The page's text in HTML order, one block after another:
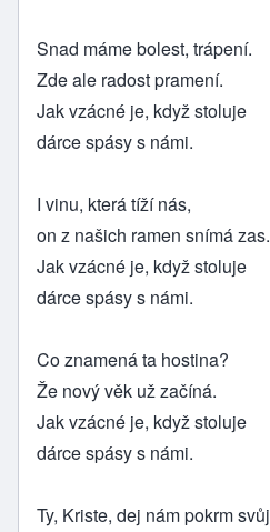
Snad máme bolest, trápení.
Zde ale radost pramení.
Jak vzácné je, když stoluje
dárce spásy s námi.
I vinu, která tíží nás,
on z našich ramen snímá zas.
Jak vzácné je, když stoluje
dárce spásy s námi.
Co znamená ta hostina?
Že nový věk už začíná.
Jak vzácné je, když stoluje
dárce spásy s námi.
Ty, Kriste, dej nám pokrm svůj